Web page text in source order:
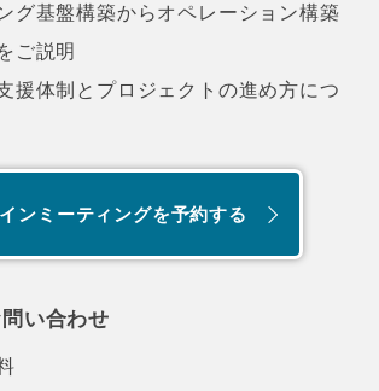
グ基盤構築からオペレーション構築
ご説明
援体制とプロジェクトの進め方につ
ンミーティングを予約する
い合わせ